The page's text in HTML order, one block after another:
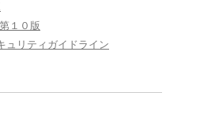
１０版
ュリティガイドライン